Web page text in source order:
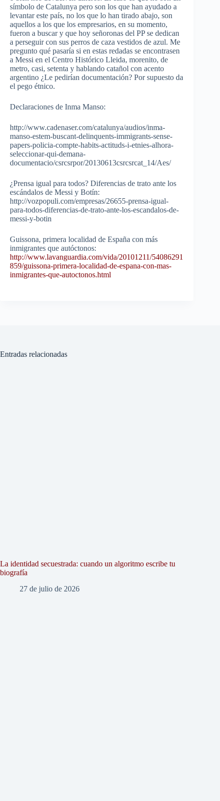
símbolo de Catalunya pero son los que han ayudado a
levantar este país, no los que lo han tirado abajo, son
aquellos a los que los empresarios, en su momento,
fueron a buscar y que hoy señoronas del PP se dedican
a perseguir con sus perros de caza vestidos de azul. Me
pregunto qué pasaría si en estas redadas se encontrasen
a Messi en el Centro Histórico Lleida, morenito, de
metro, casi, setenta y hablando catañol con acento
argentino ¿Le pedirían documentación? Por supuesto da
el pego étnico.
Declaraciones de Inma Manso:
http://www.cadenaser.com/catalunya/audios/inma-
manso-estem-buscant-delinquents-immigrants-sense-
papers-policia-compte-habits-actituds-i-etnies-alhora-
seleccionar-qui-demana-
documentacio/csrcsrpor/20130613csrcsrcat_14/Aes/
¿Prensa igual para todos? Diferencias de trato ante los
escándalos de Messi y Botín:
http://vozpopuli.com/empresas/26655-prensa-igual-
para-todos-diferencias-de-trato-ante-los-escandalos-de-
messi-y-botin
Guissona, primera localidad de España con más
inmigrantes que autóctonos:
http://www.lavanguardia.com/vida/20101211/54086291
859/guissona-primera-localidad-de-espana-con-mas-
inmigrantes-que-autoctonos.html
Entradas relacionadas
La identidad secuestrada: cuando un algoritmo escribe tu
biografía
27 de julio de 2026